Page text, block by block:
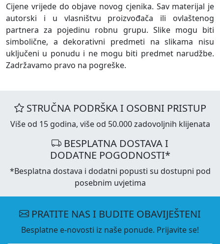
Cijene vrijede do objave novog cjenika. Sav materijal je
autorski i u vlasništvu proizvođača ili ovlaštenog
partnera za pojedinu robnu grupu. Slike mogu biti
simbolične, a dekorativni predmeti na slikama nisu
uključeni u ponudu i ne mogu biti predmet narudžbe.
Zadržavamo pravo na pogreške.
STRUČNA PODRŠKA I OSOBNI PRISTUP
Više od 15 godina, više od 50.000 zadovoljnih klijenata
BESPLATNA DOSTAVA I
DODATNE POGODNOSTI*
*Besplatna dostava i dodatni popusti su dostupni pod
posebnim uvjetima
PRATITE NAS I BUDITE OBAVIJEŠTENI
Besplatne e-novosti iz naše ponude. Prijavite se!